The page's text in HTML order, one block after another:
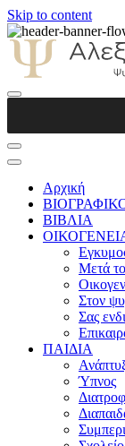
Skip to content
Αρχική
ΒΙΒΛΙΑ
Μετά
Στον
Σας
ΠΑΙΔΙΑ
Ύπνος